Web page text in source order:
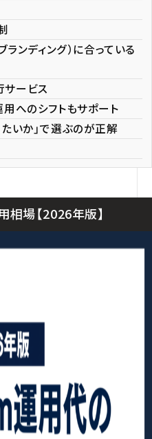
ンディング）に合っている
ービス
へのシフトもサポート
たいか」で選ぶのが正解
場【2026年版】